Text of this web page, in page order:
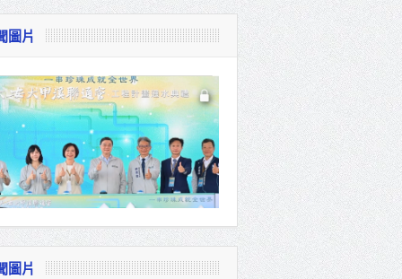
圖片
圖片